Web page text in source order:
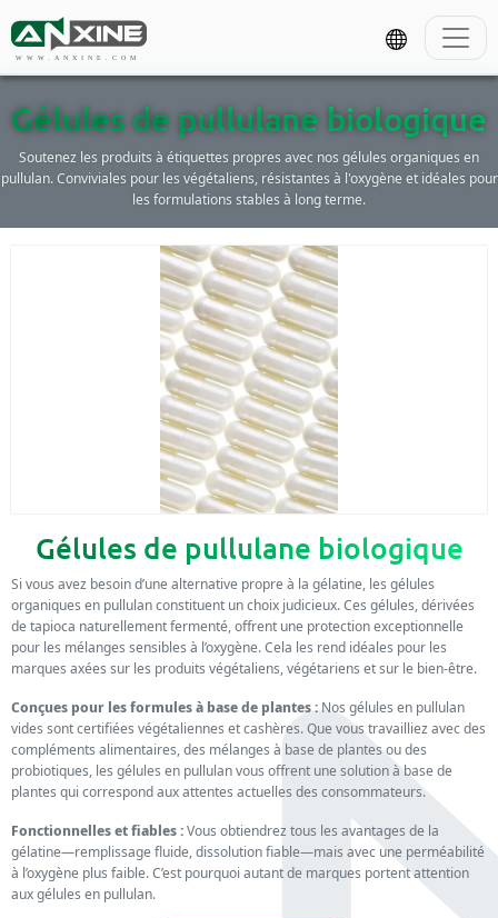
WWW.ANXINE.COM
Gélules de pullulane biologique
Soutenez les produits à étiquettes propres avec nos gélules organiques en
pullulan. Conviviales pour les végétaliens, résistantes à l'oxygène et idéales pour
les formulations stables à long terme.
Gélules de pullulane biologique
Si vous avez besoin d’une alternative propre à la gélatine, les gélules
organiques en pullulan constituent un choix judicieux. Ces gélules, dérivées
de tapioca naturellement fermenté, offrent une protection exceptionnelle
pour les mélanges sensibles à l’oxygène. Cela les rend idéales pour les
marques axées sur les produits végétaliens, végétariens et sur le bien-être.
Conçues pour les formules à base de plantes : Nos gélules en pullulan
vides sont certifiées végétaliennes et cashères. Que vous travailliez avec des
compléments alimentaires, des mélanges à base de plantes ou des
probiotiques, les gélules en pullulan vous offrent une solution à base de
plantes qui correspond aux attentes actuelles des consommateurs.
Fonctionnelles et fiables :Vous obtiendrez tous les avantages de la
gélatine—remplissage fluide, dissolution fiable—mais avec une perméabilité
à l’oxygène plus faible. C’est pourquoi autant de marques portent attention
aux gélules en pullulan.